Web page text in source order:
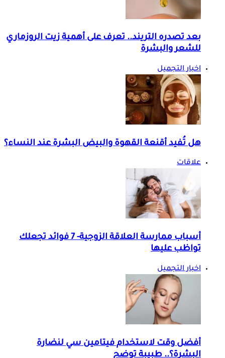
بعد تصدره التريند.. تعرف على أهمية زيت الروزماري
للشعر والبشرة
اخبار التجميل
هل تُفيد أقنعة القهوة والبيض البشرة عند النساء؟
علاقات
أسباب ممارسة العلاقة الزوجية- 7 فوائد تجعلك
تواظب عليها
اخبار التجميل
أفضل وقت لاستخدام فيتامين سي لنضارة
البشرة؟.. طبيبة توضح